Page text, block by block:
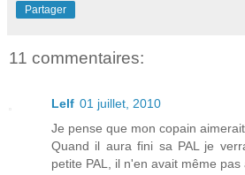
Partager
11 commentaires:
Lelf 01 juillet, 2010
Je pense que mon copain
Quand il aura fini sa PAL je
petite PAL, il n'en avait même pas